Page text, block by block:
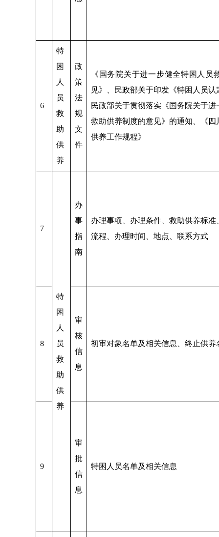
6
特
困
人
员
救
助
供
养
政
策
法
规
文
件
《国务院关于进一步健全特困人员
见》、民政部关于印发《特困人员
民政部关于贯彻落实《国务院关于
救助供养制度的意见》的通知、《四
供养工作规程》
7
特
困
人
员
救
助
供
养
办
事
指
南
办理事项、办理条件、救助供养标准
流程、办理时间、地点、联系方式
8
审
核
信
息
初审对象名单及相关信息、终止供养
9
审
批
信
息
特困人员名单及相关信息